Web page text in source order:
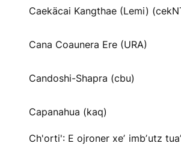
Caekäcai Kangthae (Lemi)
Cana Coaunera Ere (URA)
Candoshi-Shapra (cbu)
Capanahua (kaq)
Ch'orti': E ojroner xeʼ imbʼutz tuaʼ